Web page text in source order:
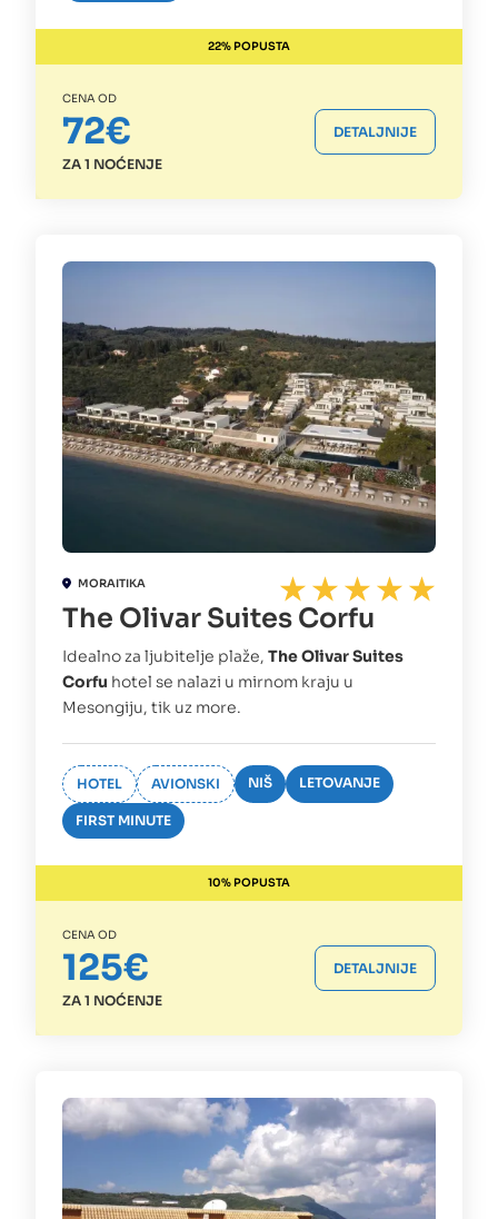
22% POPUSTA
CENA OD
72€
ZA 1 NOĆENJE
DETALJNIJE
MORAITIKA
The Olivar Suites Corfu
Idealno za ljubitelje plaže, The Olivar Suites
Corfu hotel se nalazi u mirnom kraju u
Mesongiju, tik uz more.
HOTEL AVIONSKI NIŠ LETOVANJE
FIRST MINUTE
10% POPUSTA
CENA OD
125€
ZA 1 NOĆENJE
DETALJNIJE